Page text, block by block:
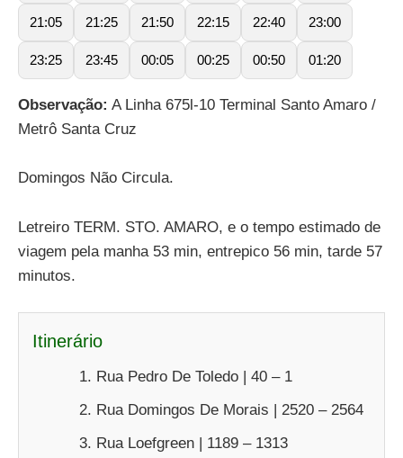
21:05 21:25 21:50 22:15 22:40 23:00
23:25 23:45 00:05 00:25 00:50 01:20
Observação: A Linha 675l-10 Terminal Santo Amaro /
Metrô Santa Cruz
Domingos Não Circula.
Letreiro TERM. STO. AMARO, e o tempo estimado de
viagem pela manha 53 min, entrepico 56 min, tarde 57
minutos.
Itinerário
Rua Pedro De Toledo | 40 – 1
Rua Domingos De Morais | 2520 – 2564
Rua Loefgreen | 1189 – 1313